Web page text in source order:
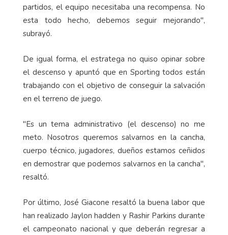
partidos, el equipo necesitaba una recompensa. No
esta todo hecho, debemos seguir mejorando",
subrayó.
De igual forma, el estratega no quiso opinar sobre
el descenso y apuntó que en Sporting todos están
trabajando con el objetivo de conseguir la salvación
en el terreno de juego.
"Es un tema administrativo (el descenso) no me
meto. Nosotros queremos salvarnos en la cancha,
cuerpo técnico, jugadores, dueños estamos ceñidos
en demostrar que podemos salvarnos en la cancha",
resaltó.
Por último, José Giacone resaltó la buena labor que
han realizado Jaylon hadden y Rashir Parkins durante
el campeonato nacional y que deberán regresar a